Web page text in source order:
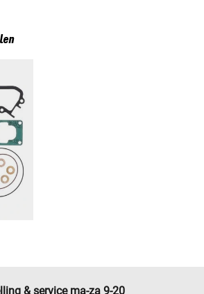
& service ma-za 9-20